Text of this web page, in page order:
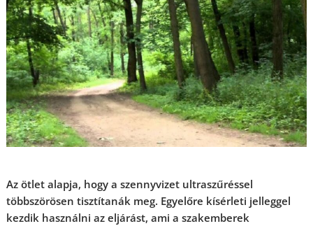
Az ötlet alapja, hogy a szennyvizet ultraszűréssel
többszörösen tisztítanák meg. Egyelőre kísérleti jelleggel
kezdik használni az eljárást, ami a szakemberek